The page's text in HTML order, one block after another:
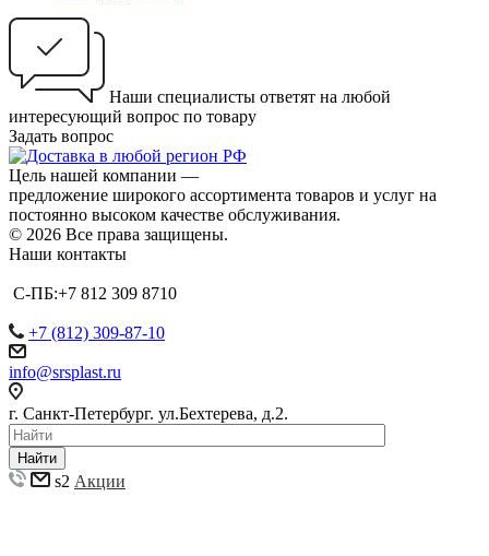
Наши специалисты ответят на любой
интересующий вопрос по товару
Задать вопрос
Цель нашей компании —
предложение широкого ассортимента товаров и услуг на
постоянно высоком качестве обслуживания.
© 2026 Все права защищены.
Наши контакты
С-ПБ:+7 812 309 8710
+7 (812) 309-87-10
info@srsplast.ru
г. Санкт-Петербург. ул.Бехтерева, д.2.
Найти
s2 Акции